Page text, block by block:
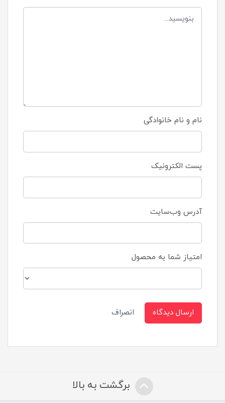
نام و نام خانوادگی
پست الکترونیک
آدرس وب‌سایت
امتیاز شما به محصول
ارسال دیدگاه انصراف
برگشت به بالا